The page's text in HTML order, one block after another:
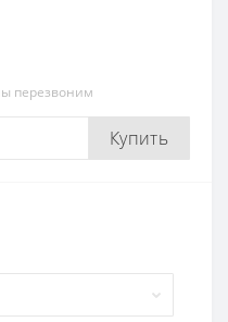
перезвоним
Купить